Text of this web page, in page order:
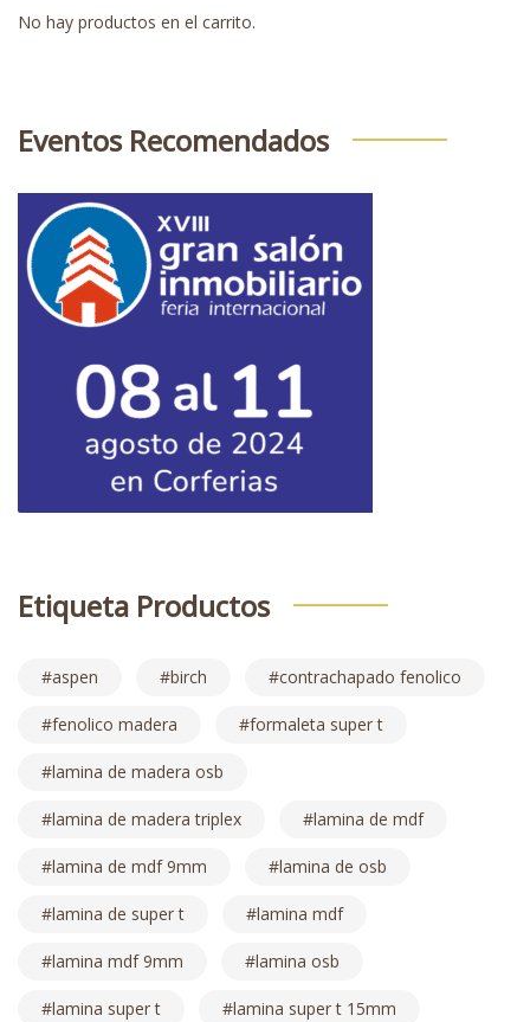
No hay productos en el carrito.
Eventos Recomendados
Etiqueta Productos
aspen birch contrachapado fenolico
fenolico madera formaleta super t
lamina de madera osb
lamina de madera triplex lamina de mdf
lamina de mdf 9mm lamina de osb
lamina de super t lamina mdf
lamina mdf 9mm lamina osb
lamina super t lamina super t 15mm